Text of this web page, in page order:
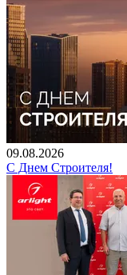
09.08.2026
С Днем Строителя!